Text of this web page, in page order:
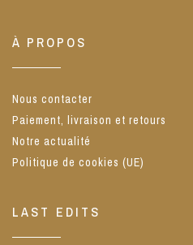
À PROPOS
Nous contacter
Paiement, livraison et retours
Notre actualité
Politique de cookies (UE)
LAST EDITS